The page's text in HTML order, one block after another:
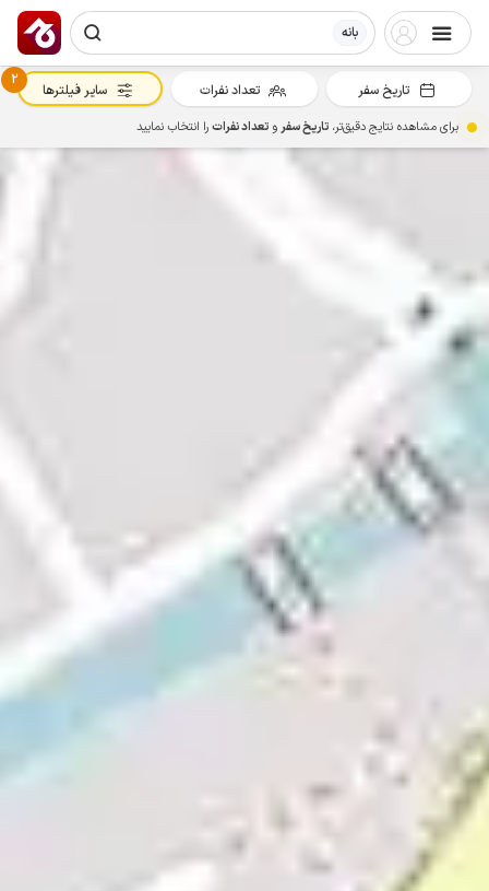
بانه
تاریخ سفر تعداد نفرات
2
سایر فیلترها
برای مشاهده نتایج دقیق‌تر، تاریخ سفرو تعداد نفراترا انتخاب نمایید